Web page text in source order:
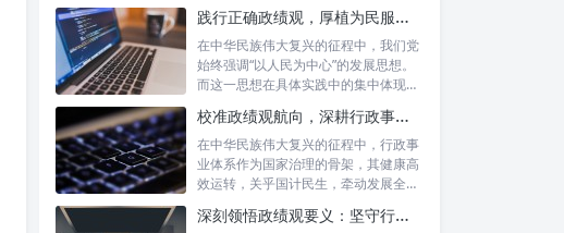
践行正确政绩观，厚植为民服务根基：迈向高质量发展的根本遵循
在中华民族伟大复兴的征程中，我们党
始终强调“以人民为中心”的发展思想。
而这一思想在具体实践中的集中体现，
校准政绩观航向，深耕行政事业本职：新时代高质量发展的双重 imperative
在中华民族伟大复兴的征程中，行政事
业体系作为国家治理的骨架，其健康高
效运转，关乎国计民生，牵动发展全
深刻领悟政绩观要义：坚守行政事业初心，绘就为民服务新篇章